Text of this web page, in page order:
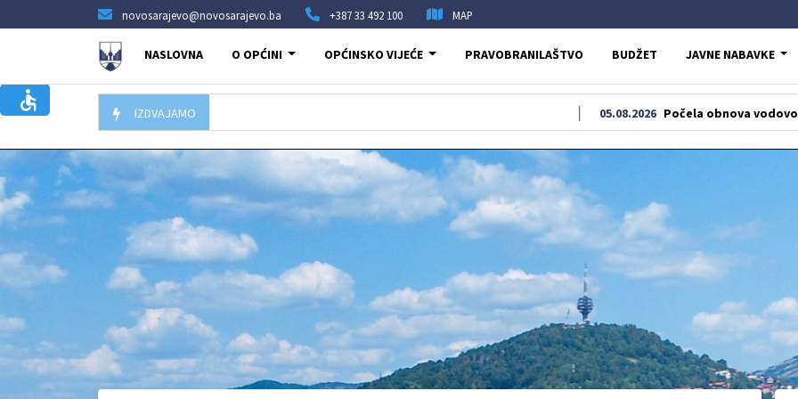
novosarajevo@novosarajevo.ba +387 33 492 100 MAP
NASLOVNA O OPĆINI OPĆINSKO VIJEĆE PRAVOBRANILAŠTVO BUDŽET JAVNE NABAVKE
IZDVAJAMO Počela obnova vodovodne i